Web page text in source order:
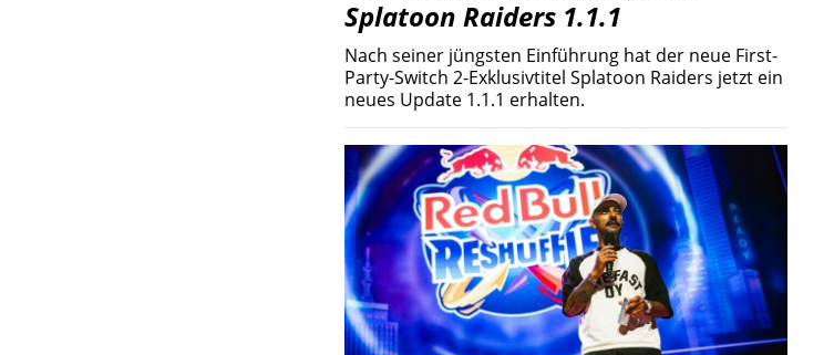
Splatoon Raiders 1.1.1
Nach seiner jüngsten Einführung hat der neue First-
Party-Switch 2-Exklusivtitel Splatoon Raiders jetzt ein
neues Update 1.1.1 erhalten.